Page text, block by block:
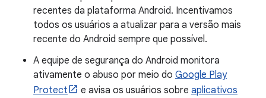
recentes da plataforma Android. Incentivamos
todos os usuários a atualizar para a versão mais
recente do Android sempre que possível.
A equipe de segurança do Android monitora
ativamente o abuso por meio do Google Play
Protect
e avisa os usuários sobre aplicativos